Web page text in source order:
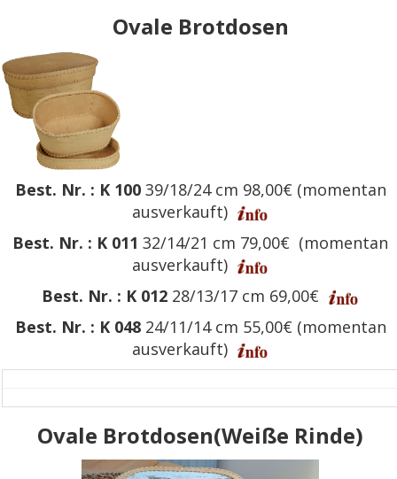
Ovale Brotdosen
Best. Nr. : K 10039/18/24 cm 98,00€ (momentan
ausverkauft)
Best. Nr. : K 011 32/14/21 cm 79,00€ (momentan
ausverkauft)
Best. Nr. : K 01228/13/17 cm 69,00€
Best. Nr. : K 04824/11/14 cm 55,00€ (momentan
ausverkauft)
Ovale Brotdosen(Weiße Rinde)